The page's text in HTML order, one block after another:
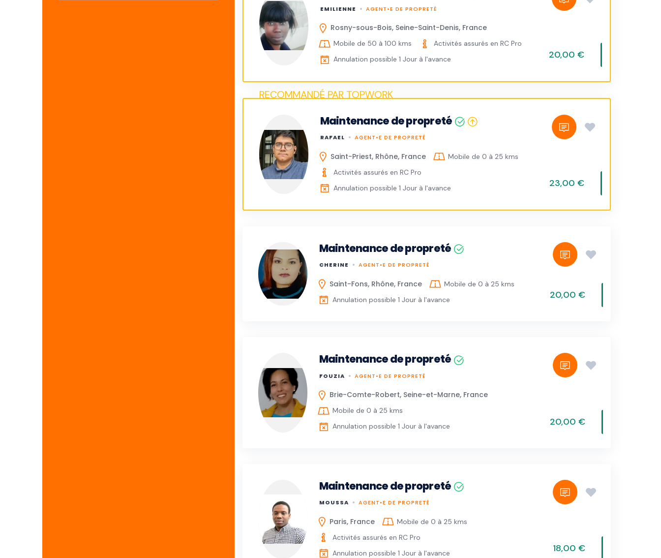
EMILIENNE AGENT•E DE PROPRETÉ
Rosny-sous-Bois, Seine-Saint-Denis, France
Mobile de 50 à 100 kms
Activités assurés en RC Pro
Annulation possible 1 Jour à l'avance
20,00 €
Maintenance de propreté
RAFAEL AGENT•E DE PROPRETÉ
Saint-Priest, Rhône, France
Mobile de 0 à 25 kms
Activités assurés en RC Pro
Annulation possible 1 Jour à l'avance
23,00 €
Maintenance de propreté
CHERINE AGENT•E DE PROPRETÉ
Saint-Fons, Rhône, France
Mobile de 0 à 25 kms
Annulation possible 1 Jour à l'avance
20,00 €
Maintenance de propreté
FOUZIA AGENT•E DE PROPRETÉ
Brie-Comte-Robert, Seine-et-Marne, France
Mobile de 0 à 25 kms
Annulation possible 1 Jour à l'avance
20,00 €
Maintenance de propreté
MOUSSA AGENT•E DE PROPRETÉ
Paris, France
Mobile de 0 à 25 kms
Activités assurés en RC Pro
Annulation possible 1 Jour à l'avance
18,00 €